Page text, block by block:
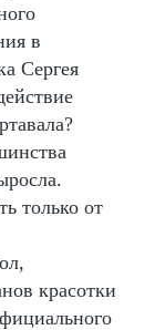
в
Сергея
только от
красотки